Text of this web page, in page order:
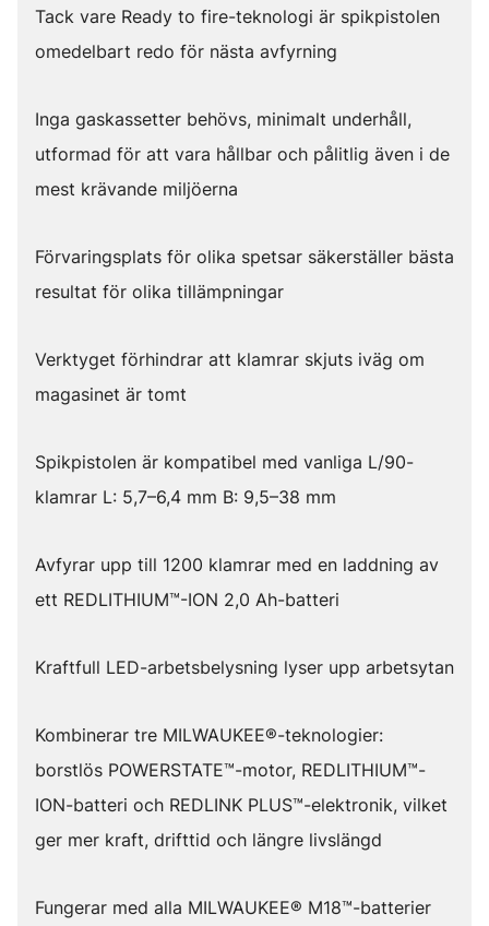
Tack vare Ready to fire-teknologi är spikpistolen
omedelbart redo för nästa avfyrning
Inga gaskassetter behövs, minimalt underhåll,
utformad för att vara hållbar och pålitlig även i de
mest krävande miljöerna
Förvaringsplats för olika spetsar säkerställer bästa
resultat för olika tillämpningar
Verktyget förhindrar att klamrar skjuts iväg om
magasinet är tomt
Spikpistolen är kompatibel med vanliga L/90-
klamrar L: 5,7–6,4 mm B: 9,5–38 mm
Avfyrar upp till 1200 klamrar med en laddning av
ett REDLITHIUM™-ION 2,0 Ah-batteri
Kraftfull LED-arbetsbelysning lyser upp arbetsytan
Kombinerar tre MILWAUKEE®-teknologier:
borstlös POWERSTATE™-motor, REDLITHIUM™-
ION-batteri och REDLINK PLUS™-elektronik, vilket
ger mer kraft, drifttid och längre livslängd
Fungerar med alla MILWAUKEE® M18™-batterier